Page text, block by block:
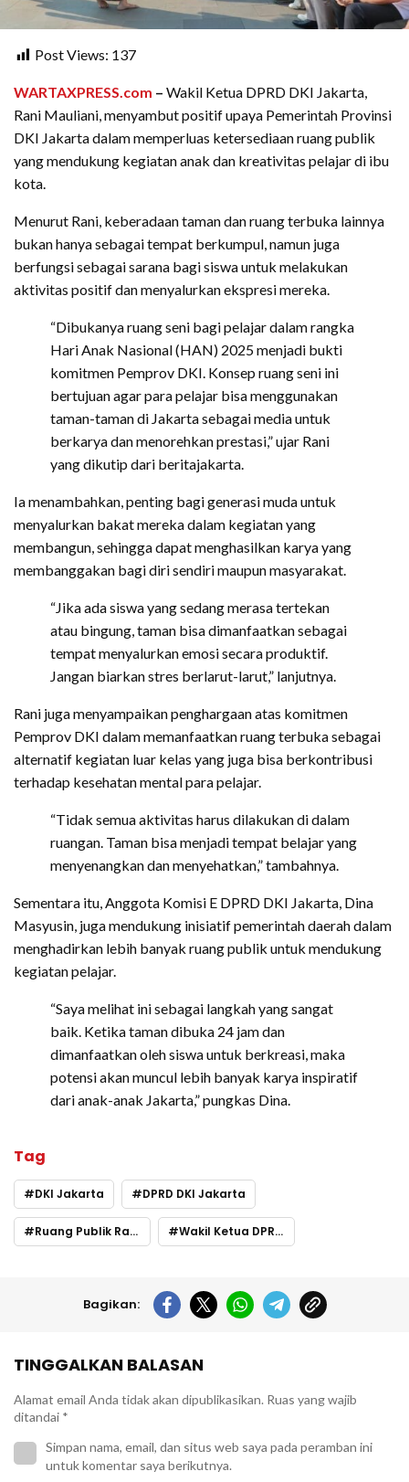
Post Views: 137
WARTAXPRESS.com – Wakil Ketua DPRD DKI Jakarta,
Rani Mauliani, menyambut positif upaya Pemerintah Provinsi
DKI Jakarta dalam memperluas ketersediaan ruang publik
yang mendukung kegiatan anak dan kreativitas pelajar di ibu
kota.
Menurut Rani, keberadaan taman dan ruang terbuka lainnya
bukan hanya sebagai tempat berkumpul, namun juga
berfungsi sebagai sarana bagi siswa untuk melakukan
aktivitas positif dan menyalurkan ekspresi mereka.
“Dibukanya ruang seni bagi pelajar dalam rangka
Hari Anak Nasional (HAN) 2025 menjadi bukti
komitmen Pemprov DKI. Konsep ruang seni ini
bertujuan agar para pelajar bisa menggunakan
taman-taman di Jakarta sebagai media untuk
berkarya dan menorehkan prestasi,” ujar Rani
yang dikutip dari beritajakarta.
Ia menambahkan, penting bagi generasi muda untuk
menyalurkan bakat mereka dalam kegiatan yang
membangun, sehingga dapat menghasilkan karya yang
membanggakan bagi diri sendiri maupun masyarakat.
“Jika ada siswa yang sedang merasa tertekan
atau bingung, taman bisa dimanfaatkan sebagai
tempat menyalurkan emosi secara produktif.
Jangan biarkan stres berlarut-larut,” lanjutnya.
Rani juga menyampaikan penghargaan atas komitmen
Pemprov DKI dalam memanfaatkan ruang terbuka sebagai
alternatif kegiatan luar kelas yang juga bisa berkontribusi
terhadap kesehatan mental para pelajar.
“Tidak semua aktivitas harus dilakukan di dalam
ruangan. Taman bisa menjadi tempat belajar yang
menyenangkan dan menyehatkan,” tambahnya.
Sementara itu, Anggota Komisi E DPRD DKI Jakarta, Dina
Masyusin, juga mendukung inisiatif pemerintah daerah dalam
menghadirkan lebih banyak ruang publik untuk mendukung
kegiatan pelajar.
“Saya melihat ini sebagai langkah yang sangat
baik. Ketika taman dibuka 24 jam dan
dimanfaatkan oleh siswa untuk berkreasi, maka
potensi akan muncul lebih banyak karya inspiratif
dari anak-anak Jakarta,” pungkas Dina.
Tag
DKI Jakarta DPRD DKI Jakarta
Ruang Publik Ramah Anak Wakil Ketua DPRD DKI Jakarta
Bagikan:
TINGGALKAN BALASAN
Alamat email Anda tidak akan dipublikasikan. Ruas yang wajib
ditandai *
Simpan nama, email, dan situs web saya pada peramban ini
untuk komentar saya berikutnya.